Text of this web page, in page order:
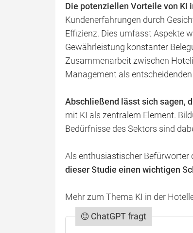
Die potenziellen Vorteile von KI
Kundenerfahrungen durch
Effizienz. Dies umfasst Aspekte
Gewährleistung konstanter
Zusammenarbeit zwischen
Management als
Abschließend lässt sich sagen,
mit KI als zentralem Element.
Bedürfnisse des Sektors sind
Als enthusiastischer Befürworter
dieser Studie einen wichtigen
Mehr zum Thema KI in der
ChatGPT fragt